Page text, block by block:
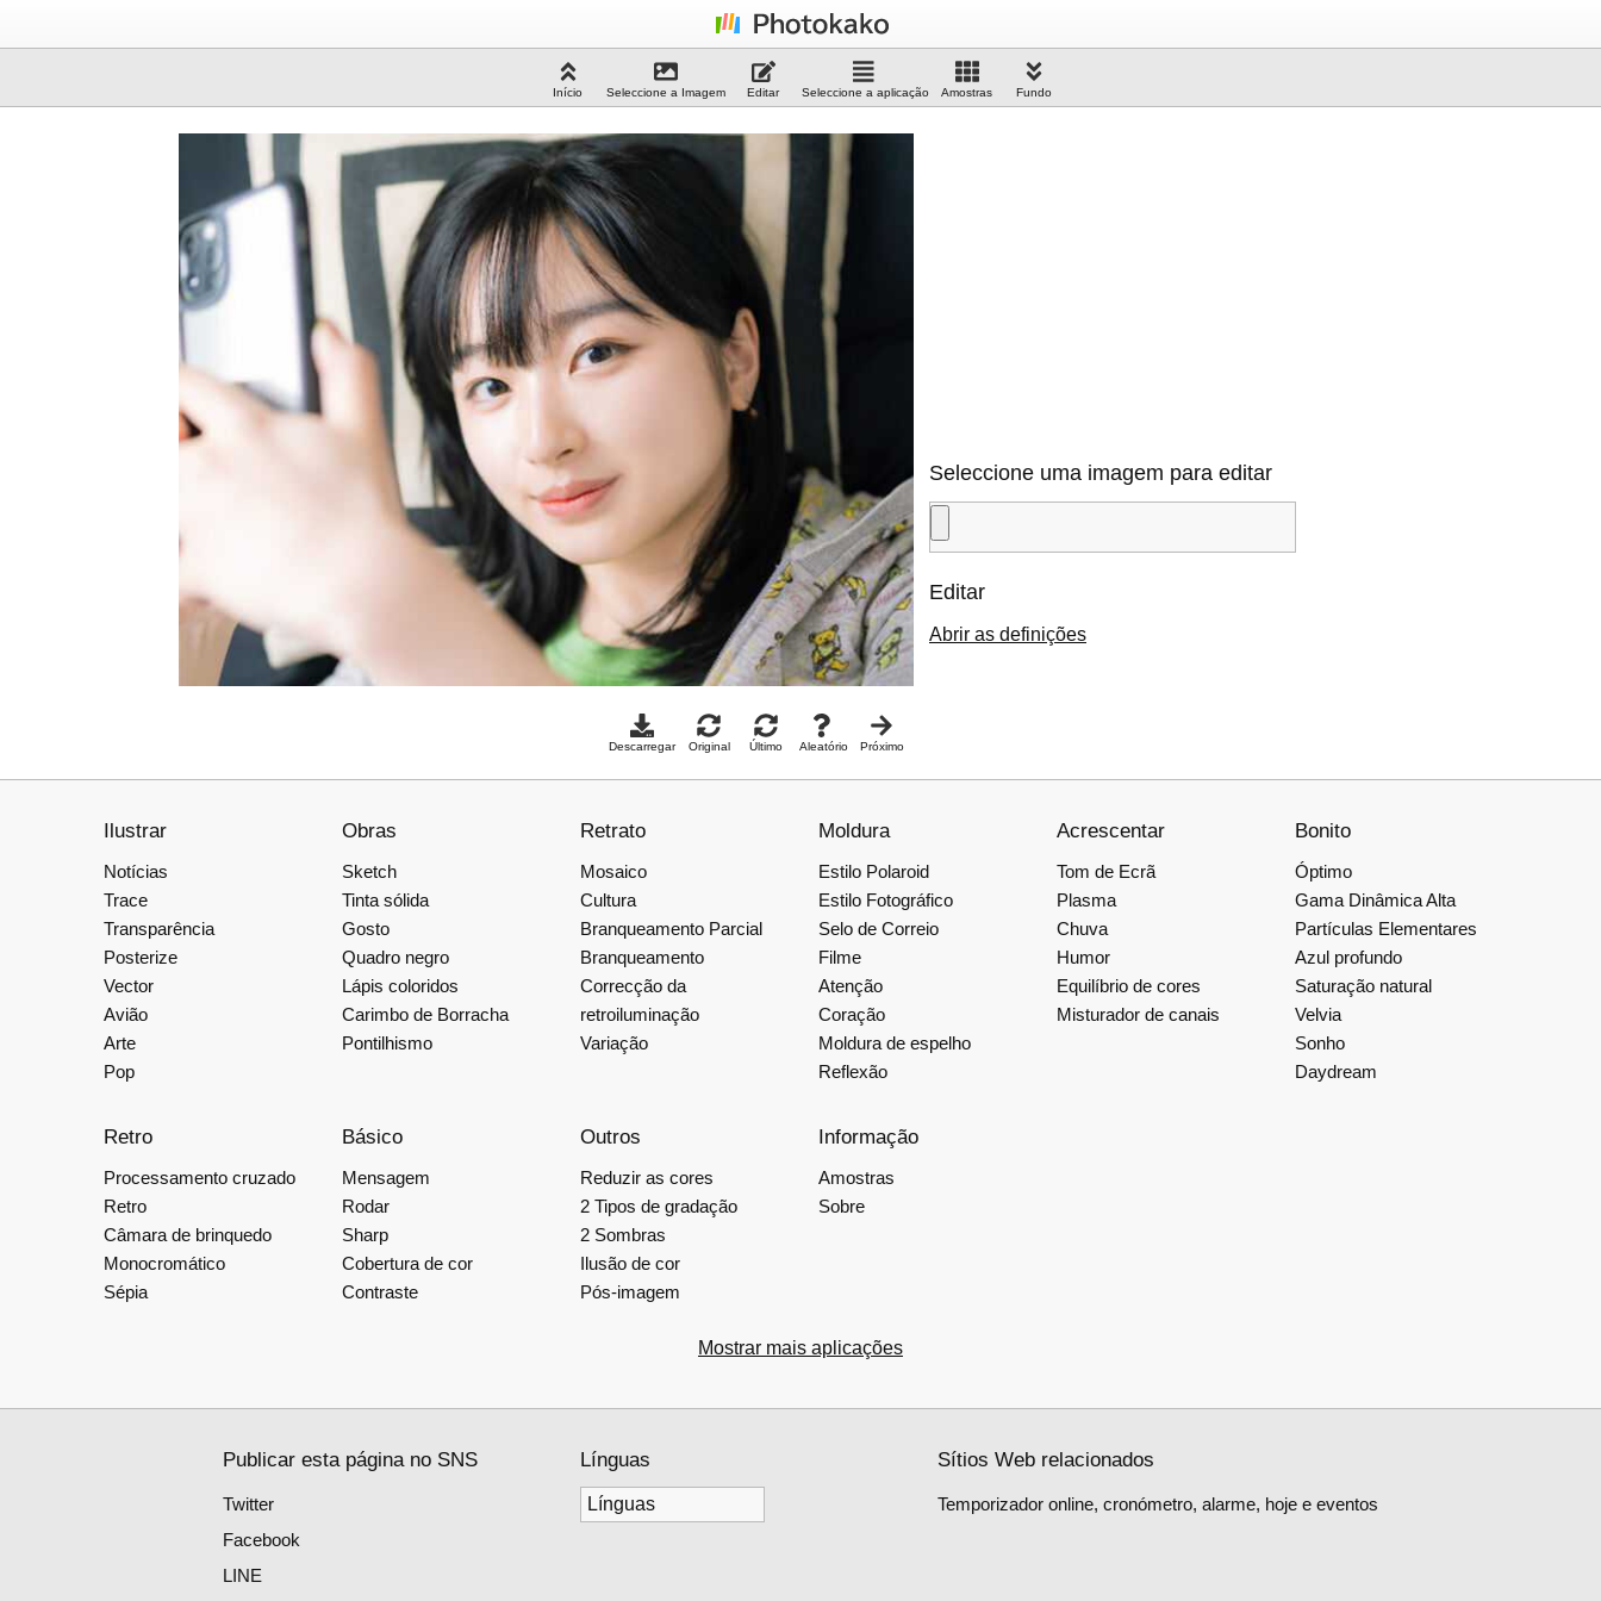
Início Seleccione a Imagem Editar Seleccione a aplicação Amostras Fundo
Descarregar Original Último Aleatório Próximo
Seleccione uma imagem para editar
Editar
Abrir as definições
Ilustrar
Notícias
Trace
Transparência
Posterize
Vector
Avião
Arte
Pop
Obras
Sketch
Tinta sólida
Gosto
Quadro negro
Lápis coloridos
Carimbo de Borracha
Pontilhismo
Retrato
Mosaico
Cultura
Branqueamento Parcial
Branqueamento
Correcção da
retroiluminação
Variação
Moldura
Estilo Polaroid
Estilo Fotográfico
Selo de Correio
Filme
Atenção
Coração
Moldura de espelho
Reflexão
Acrescentar
Tom de Ecrã
Plasma
Chuva
Humor
Equilíbrio de cores
Misturador de canais
Bonito
Óptimo
Gama Dinâmica Alta
Partículas Elementares
Azul profundo
Saturação natural
Velvia
Sonho
Daydream
Retro
Processamento cruzado
Retro
Câmara de brinquedo
Monocromático
Sépia
Básico
Mensagem
Rodar
Sharp
Cobertura de cor
Contraste
Outros
Reduzir as cores
2 Tipos de gradação
2 Sombras
Ilusão de cor
Pós-imagem
Informação
Amostras
Sobre
Mostrar mais aplicações
Publicar esta página no SNS
Twitter
Facebook
LINE
Línguas Sítios Web relacionados
Temporizador online, cronómetro, alarme, hoje e eventos